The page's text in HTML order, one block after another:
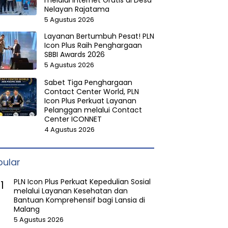
Nelayan Rajatama
5 Agustus 2026
Layanan Bertumbuh Pesat! PLN
Icon Plus Raih Penghargaan
SBBI Awards 2026
5 Agustus 2026
Sabet Tiga Penghargaan
Contact Center World, PLN
Icon Plus Perkuat Layanan
Pelanggan melalui Contact
Center ICONNET
4 Agustus 2026
PLN Icon Plus Perkuat Kepedulian Sosial
melalui Layanan Kesehatan dan
Bantuan Komprehensif bagi Lansia di
Malang
5 Agustus 2026